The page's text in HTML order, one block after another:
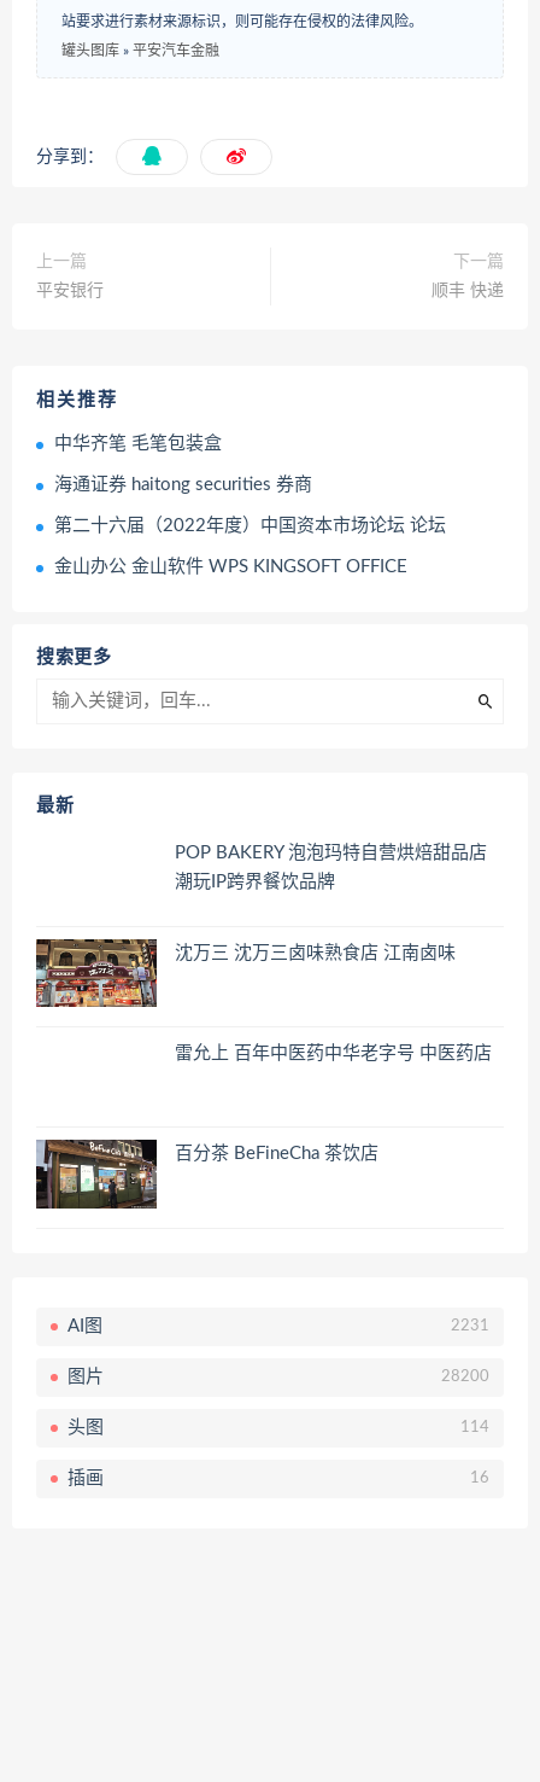
站要求进行素材来源标识，则可能存在侵权的法律风险。
罐头图库 » 平安汽车金融
分享到：
上一篇
平安银行
下一篇
顺丰 快递
相关推荐
中华齐笔 毛笔包装盒
海通证券 haitong securities 券商
第二十六届（2022年度）中国资本市场论坛 论坛
金山办公 金山软件 WPS KINGSOFT OFFICE
搜索更多
最新
POP BAKERY 泡泡玛特自营烘焙甜品店
潮玩IP跨界餐饮品牌
沈万三 沈万三卤味熟食店 江南卤味
雷允上 百年中医药中华老字号 中医药店
百分茶 BeFineCha 茶饮店
AI图 2231
图片 28200
头图 114
插画 16